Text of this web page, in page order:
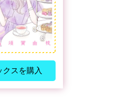
スを購入